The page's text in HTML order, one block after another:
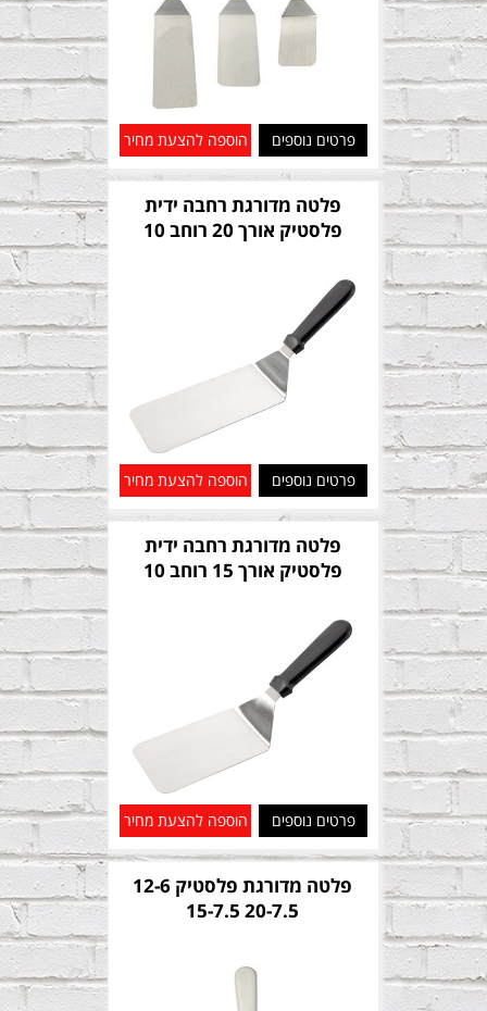
פרטים נוספים הוספה להצעת מחיר
פלטה מדורגת רחבה ידית
פלסטיק אורך 20 רוחב 10
פרטים נוספים הוספה להצעת מחיר
פלטה מדורגת רחבה ידית
פלסטיק אורך 15 רוחב 10
פרטים נוספים הוספה להצעת מחיר
פלטה מדורגת פלסטיק 12-6
20-7.5 15-7.5